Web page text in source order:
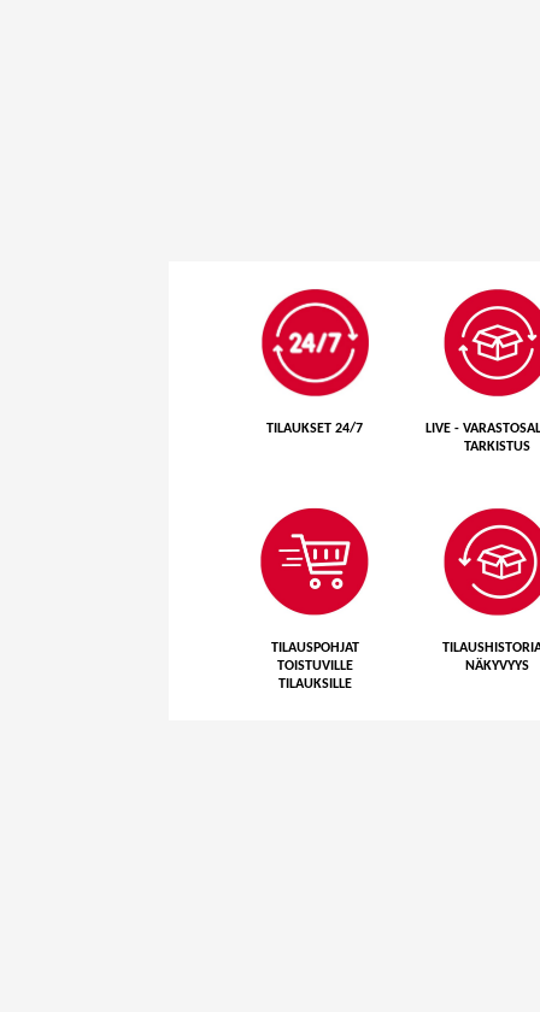
TILAUKSET 24/7
LIVE -
TARKISTUS
TILAUSPOHJAT
TOISTUVILLE
TILAUKSILLE
NÄKYVYYS